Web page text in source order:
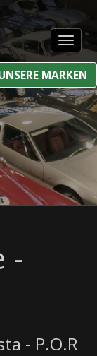
MARKEN
-
- P.O.R